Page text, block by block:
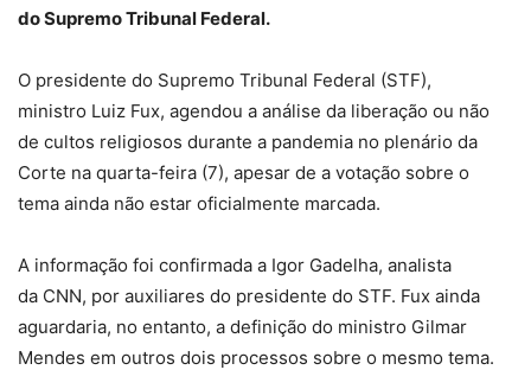
do Supremo Tribunal Federal.
O presidente do Supremo Tribunal Federal (STF),
ministro Luiz Fux, agendou a análise da liberação ou não
de cultos religiosos durante a pandemia no plenário da
Corte na quarta-feira (7), apesar de a votação sobre o
tema ainda não estar oficialmente marcada.
A informação foi confirmada a Igor Gadelha, analista
da CNN, por auxiliares do presidente do STF. Fux ainda
aguardaria, no entanto, a definição do ministro Gilmar
Mendes em outros dois processos sobre o mesmo tema.